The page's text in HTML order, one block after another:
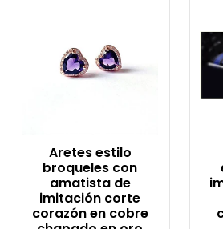
Aretes estilo
broqueles con
amatista de
imitación corte
corazón en cobre